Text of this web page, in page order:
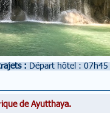
: Départ hôtel : 07h45
de Ayutthaya.